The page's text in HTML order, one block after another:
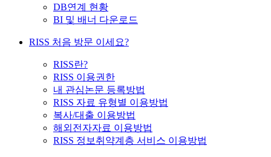
DB연계 현황
BI 및 배너 다운로드
RISS 처음 방문 이세요?
RISS란?
RISS 이용권한
내 관심논문 등록방법
RISS 자료 유형별 이용방법
복사/대출 이용방법
해외전자자료 이용방법
RISS 정보취약계층 서비스 이용방법